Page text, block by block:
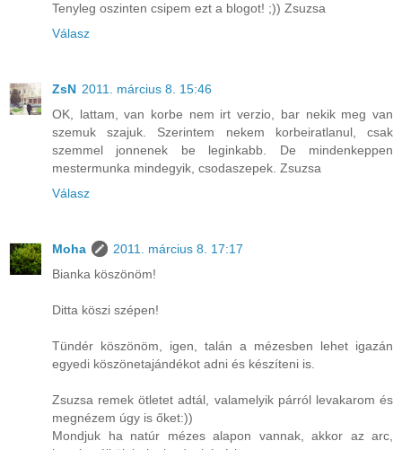
Tenyleg oszinten csipem ezt a blogot! ;)) Zsuzsa
Válasz
ZsN 2011. március 8. 15:46
OK, lattam, van korbe nem irt verzio, bar nekik meg van
szemuk szajuk. Szerintem nekem korbeiratlanul, csak
szemmel jonnenek be leginkabb. De mindenkeppen
mestermunka mindegyik, csodaszepek. Zsuzsa
Válasz
Moha
2011. március 8. 17:17
Bianka köszönöm!
Ditta köszi szépen!
Tündér köszönöm, igen, talán a mézesben lehet igazán
egyedi köszönetajándékot adni és készíteni is.
Zsuzsa remek ötletet adtál, valamelyik párról levakarom és
megnézem úgy is őket:))
Mondjuk ha natúr mézes alapon vannak, akkor az arc,